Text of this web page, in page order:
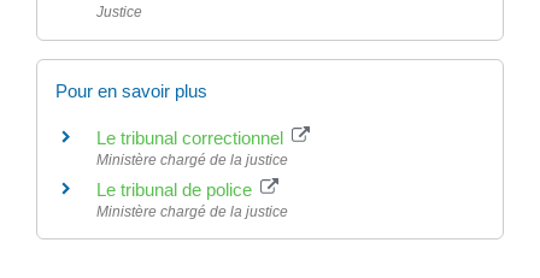
Justice
Pour en savoir plus
Le tribunal correctionnel
Ministère chargé de la justice
Le tribunal de police
Ministère chargé de la justice